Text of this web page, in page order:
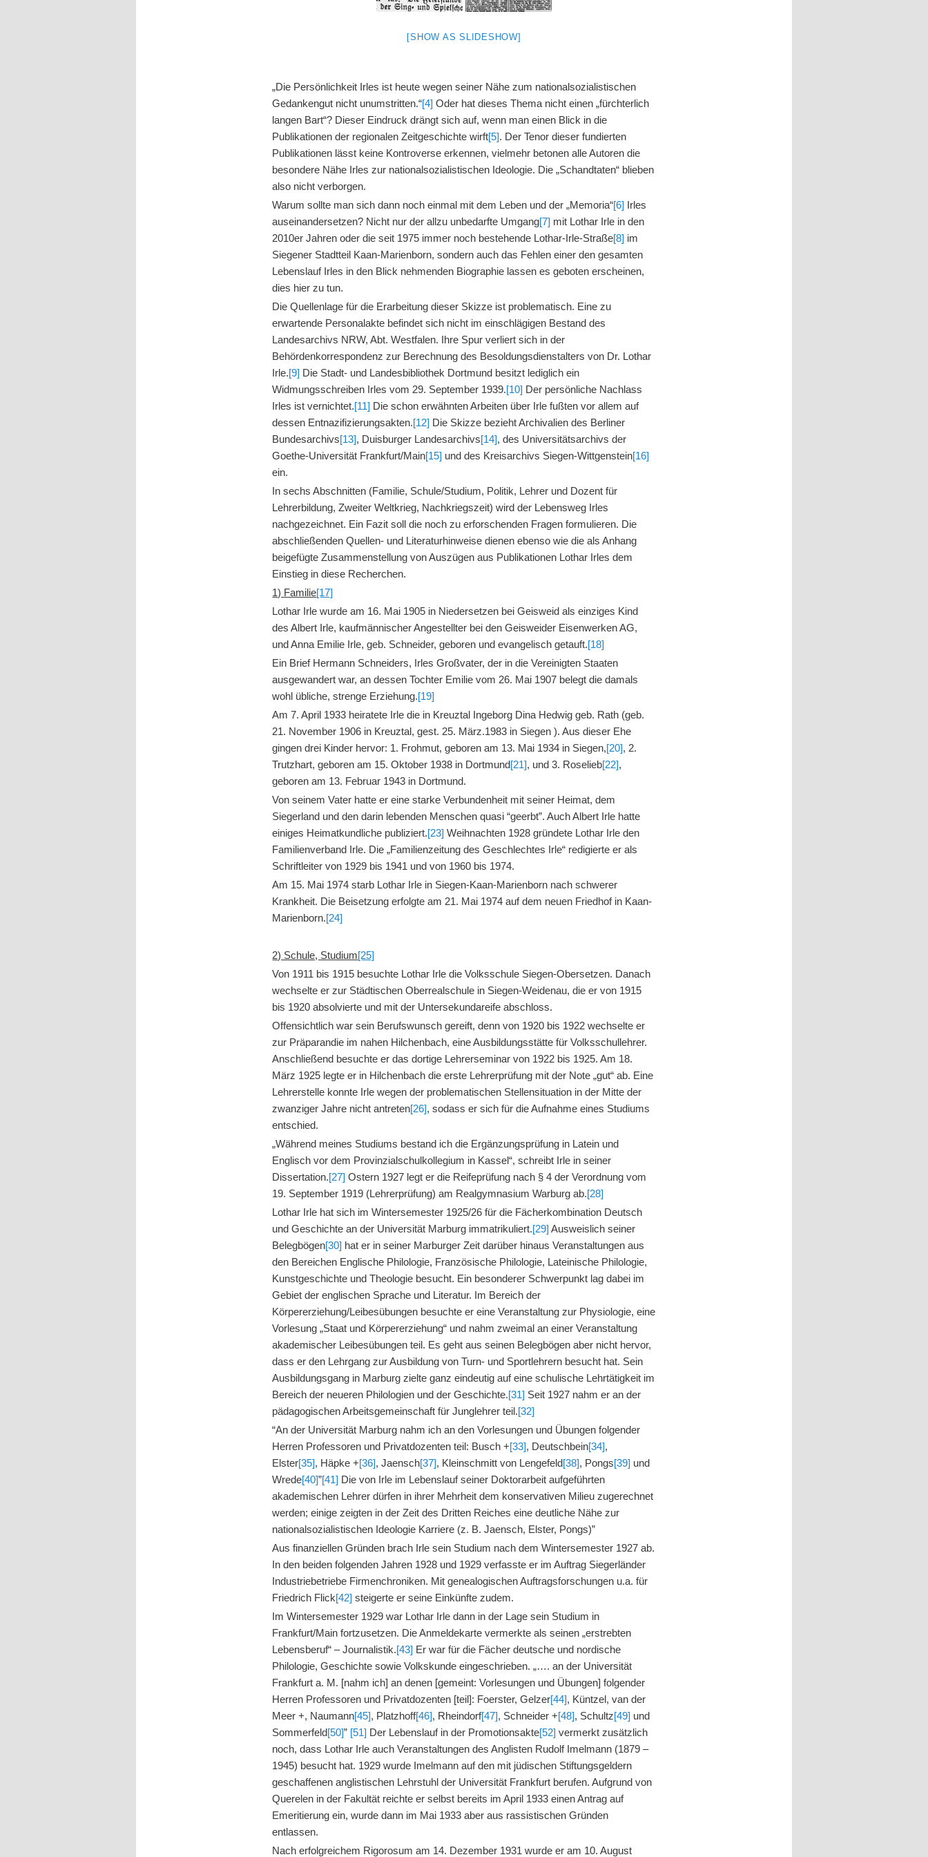
[SHOW AS SLIDESHOW]
„Die Persönlichkeit Irles ist heute wegen seiner Nähe zum nationalsozialistischen
Gedankengut nicht unumstritten.“[4] Oder hat dieses Thema nicht einen „fürchterlich
langen Bart“? Dieser Eindruck drängt sich auf, wenn man einen Blick in die
Publikationen der regionalen Zeitgeschichte wirft[5]. Der Tenor dieser fundierten
Publikationen lässt keine Kontroverse erkennen, vielmehr betonen alle Autoren die
besondere Nähe Irles zur nationalsozialistischen Ideologie. Die „Schandtaten“ blieben
also nicht verborgen.
Warum sollte man sich dann noch einmal mit dem Leben und der „Memoria“[6] Irles
auseinandersetzen? Nicht nur der allzu unbedarfte Umgang[7] mit Lothar Irle in den
2010er Jahren oder die seit 1975 immer noch bestehende Lothar-Irle-Straße[8] im
Siegener Stadtteil Kaan-Marienborn, sondern auch das Fehlen einer den gesamten
Lebenslauf Irles in den Blick nehmenden Biographie lassen es geboten erscheinen,
dies hier zu tun.
Die Quellenlage für die Erarbeitung dieser Skizze ist problematisch. Eine zu
erwartende Personalakte befindet sich nicht im einschlägigen Bestand des
Landesarchivs NRW, Abt. Westfalen. Ihre Spur verliert sich in der
Behördenkorrespondenz zur Berechnung des Besoldungsdienstalters von Dr. Lothar
Irle.[9] Die Stadt- und Landesbibliothek Dortmund besitzt lediglich ein
Widmungsschreiben Irles vom 29. September 1939.[10] Der persönliche Nachlass
Irles ist vernichtet.[11] Die schon erwähnten Arbeiten über Irle fußten vor allem auf
dessen Entnazifizierungsakten.[12] Die Skizze bezieht Archivalien des Berliner
Bundesarchivs[13], Duisburger Landesarchivs[14], des Universitätsarchivs der
Goethe-Universität Frankfurt/Main[15] und des Kreisarchivs Siegen-Wittgenstein[16]
ein.
In sechs Abschnitten (Familie, Schule/Studium, Politik, Lehrer und Dozent für
Lehrerbildung, Zweiter Weltkrieg, Nachkriegszeit) wird der Lebensweg Irles
nachgezeichnet. Ein Fazit soll die noch zu erforschenden Fragen formulieren. Die
abschließenden Quellen- und Literaturhinweise dienen ebenso wie die als Anhang
beigefügte Zusammenstellung von Auszügen aus Publikationen Lothar Irles dem
Einstieg in diese Recherchen.
1) Familie[17]
Lothar Irle wurde am 16. Mai 1905 in Niedersetzen bei Geisweid als einziges Kind
des Albert Irle, kaufmännischer Angestellter bei den Geisweider Eisenwerken AG,
und Anna Emilie Irle, geb. Schneider, geboren und evangelisch getauft.[18]
Ein Brief Hermann Schneiders, Irles Großvater, der in die Vereinigten Staaten
ausgewandert war, an dessen Tochter Emilie vom 26. Mai 1907 belegt die damals
wohl übliche, strenge Erziehung.[19]
Am 7. April 1933 heiratete Irle die in Kreuztal Ingeborg Dina Hedwig geb. Rath (geb.
21. November 1906 in Kreuztal, gest. 25. März.1983 in Siegen ). Aus dieser Ehe
gingen drei Kinder hervor: 1. Frohmut, geboren am 13. Mai 1934 in Siegen,[20], 2.
Trutzhart, geboren am 15. Oktober 1938 in Dortmund[21], und 3. Roselieb[22],
geboren am 13. Februar 1943 in Dortmund.
Von seinem Vater hatte er eine starke Verbundenheit mit seiner Heimat, dem
Siegerland und den darin lebenden Menschen quasi “geerbt”. Auch Albert Irle hatte
einiges Heimatkundliche publiziert.[23] Weihnachten 1928 gründete Lothar Irle den
Familienverband Irle. Die „Familienzeitung des Geschlechtes Irle“ redigierte er als
Schriftleiter von 1929 bis 1941 und von 1960 bis 1974.
Am 15. Mai 1974 starb Lothar Irle in Siegen-Kaan-Marienborn nach schwerer
Krankheit. Die Beisetzung erfolgte am 21. Mai 1974 auf dem neuen Friedhof in Kaan-
Marienborn.[24]
2) Schule, Studium[25]
Von 1911 bis 1915 besuchte Lothar Irle die Volksschule Siegen-Obersetzen. Danach
wechselte er zur Städtischen Oberrealschule in Siegen-Weidenau, die er von 1915
bis 1920 absolvierte und mit der Untersekundareife abschloss.
Offensichtlich war sein Berufswunsch gereift, denn von 1920 bis 1922 wechselte er
zur Präparandie im nahen Hilchenbach, eine Ausbildungsstätte für Volksschullehrer.
Anschließend besuchte er das dortige Lehrerseminar von 1922 bis 1925. Am 18.
März 1925 legte er in Hilchenbach die erste Lehrerprüfung mit der Note „gut“ ab. Eine
Lehrerstelle konnte Irle wegen der problematischen Stellensituation in der Mitte der
zwanziger Jahre nicht antreten[26], sodass er sich für die Aufnahme eines Studiums
entschied.
„Während meines Studiums bestand ich die Ergänzungsprüfung in Latein und
Englisch vor dem Provinzialschulkollegium in Kassel“, schreibt Irle in seiner
Dissertation.[27] Ostern 1927 legt er die Reifeprüfung nach § 4 der Verordnung vom
19. September 1919 (Lehrerprüfung) am Realgymnasium Warburg ab.[28]
Lothar Irle hat sich im Wintersemester 1925/26 für die Fächerkombination Deutsch
und Geschichte an der Universität Marburg immatrikuliert.[29] Ausweislich seiner
Belegbögen[30] hat er in seiner Marburger Zeit darüber hinaus Veranstaltungen aus
den Bereichen Englische Philologie, Französische Philologie, Lateinische Philologie,
Kunstgeschichte und Theologie besucht. Ein besonderer Schwerpunkt lag dabei im
Gebiet der englischen Sprache und Literatur. Im Bereich der
Körpererziehung/Leibesübungen besuchte er eine Veranstaltung zur Physiologie, eine
Vorlesung „Staat und Körpererziehung“ und nahm zweimal an einer Veranstaltung
akademischer Leibesübungen teil. Es geht aus seinen Belegbögen aber nicht hervor,
dass er den Lehrgang zur Ausbildung von Turn- und Sportlehrern besucht hat. Sein
Ausbildungsgang in Marburg zielte ganz eindeutig auf eine schulische Lehrtätigkeit im
Bereich der neueren Philologien und der Geschichte.[31] Seit 1927 nahm er an der
pädagogischen Arbeitsgemeinschaft für Junglehrer teil.[32]
“An der Universität Marburg nahm ich an den Vorlesungen und Übungen folgender
Herren Professoren und Privatdozenten teil: Busch +[33], Deutschbein[34],
Elster[35], Häpke +[36], Jaensch[37], Kleinschmitt von Lengefeld[38], Pongs[39] und
Wrede[40]”[41] Die von Irle im Lebenslauf seiner Doktorarbeit aufgeführten
akademischen Lehrer dürfen in ihrer Mehrheit dem konservativen Milieu zugerechnet
werden; einige zeigten in der Zeit des Dritten Reiches eine deutliche Nähe zur
nationalsozialistischen Ideologie Karriere (z. B. Jaensch, Elster, Pongs)”
Aus finanziellen Gründen brach Irle sein Studium nach dem Wintersemester 1927 ab.
In den beiden folgenden Jahren 1928 und 1929 verfasste er im Auftrag Siegerländer
Industriebetriebe Firmenchroniken. Mit genealogischen Auftragsforschungen u.a. für
Friedrich Flick[42] steigerte er seine Einkünfte zudem.
Im Wintersemester 1929 war Lothar Irle dann in der Lage sein Studium in
Frankfurt/Main fortzusetzen. Die Anmeldekarte vermerkte als seinen „erstrebten
Lebensberuf“ – Journalistik.[43] Er war für die Fächer deutsche und nordische
Philologie, Geschichte sowie Volkskunde eingeschrieben. „…. an der Universität
Frankfurt a. M. [nahm ich] an denen [gemeint: Vorlesungen und Übungen] folgender
Herren Professoren und Privatdozenten [teil]: Foerster, Gelzer[44], Küntzel, van der
Meer +, Naumann[45], Platzhoff[46], Rheindorf[47], Schneider +[48], Schultz[49] und
Sommerfeld[50]” [51] Der Lebenslauf in der Promotionsakte[52] vermerkt zusätzlich
noch, dass Lothar Irle auch Veranstaltungen des Anglisten Rudolf Imelmann (1879 –
1945) besucht hat. 1929 wurde Imelmann auf den mit jüdischen Stiftungsgeldern
geschaffenen anglistischen Lehrstuhl der Universität Frankfurt berufen. Aufgrund von
Querelen in der Fakultät reichte er selbst bereits im April 1933 einen Antrag auf
Emeritierung ein, wurde dann im Mai 1933 aber aus rassistischen Gründen
entlassen.
Nach erfolgreichem Rigorosum am 14. Dezember 1931 wurde er am 10. August